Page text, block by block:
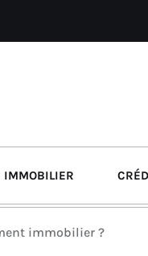
IMMOBILIER
immobilier ?